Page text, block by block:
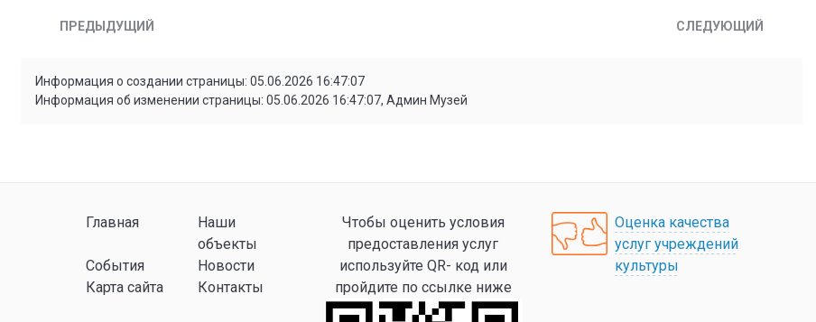
ПРЕДЫДУЩИЙ СЛЕДУЮЩИЙ
Информация о создании страницы: 05.06.2026 16:47:07
Информация об изменении страницы: 05.06.2026 16:47:07, Админ Музей
Главная
Наши
объекты
События
Новости
Карта сайта
Контакты
Чтобы оценить условия
предоставления услуг
используйте QR- код или
пройдите по ссылке ниже
Оценка качества
услуг учреждений
культуры